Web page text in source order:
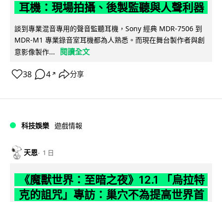
耳機：現場拍攝、後製監聽與人聲利器
談到專業混音專用的聲音監聽耳機，Sony 經典 MDR-7506 到
MDR-M1 專業錄音室耳機都為人熟悉。而現在舞台製作者與創
意影像製作...
閱讀全文
38 4 ↗ 分享
科技娛樂 遊戲情報
天恩 1 日
《魔獸世界：至暗之夜》12.1 「烏拉特
克的詛咒」專訪：巢穴不為提高世界首